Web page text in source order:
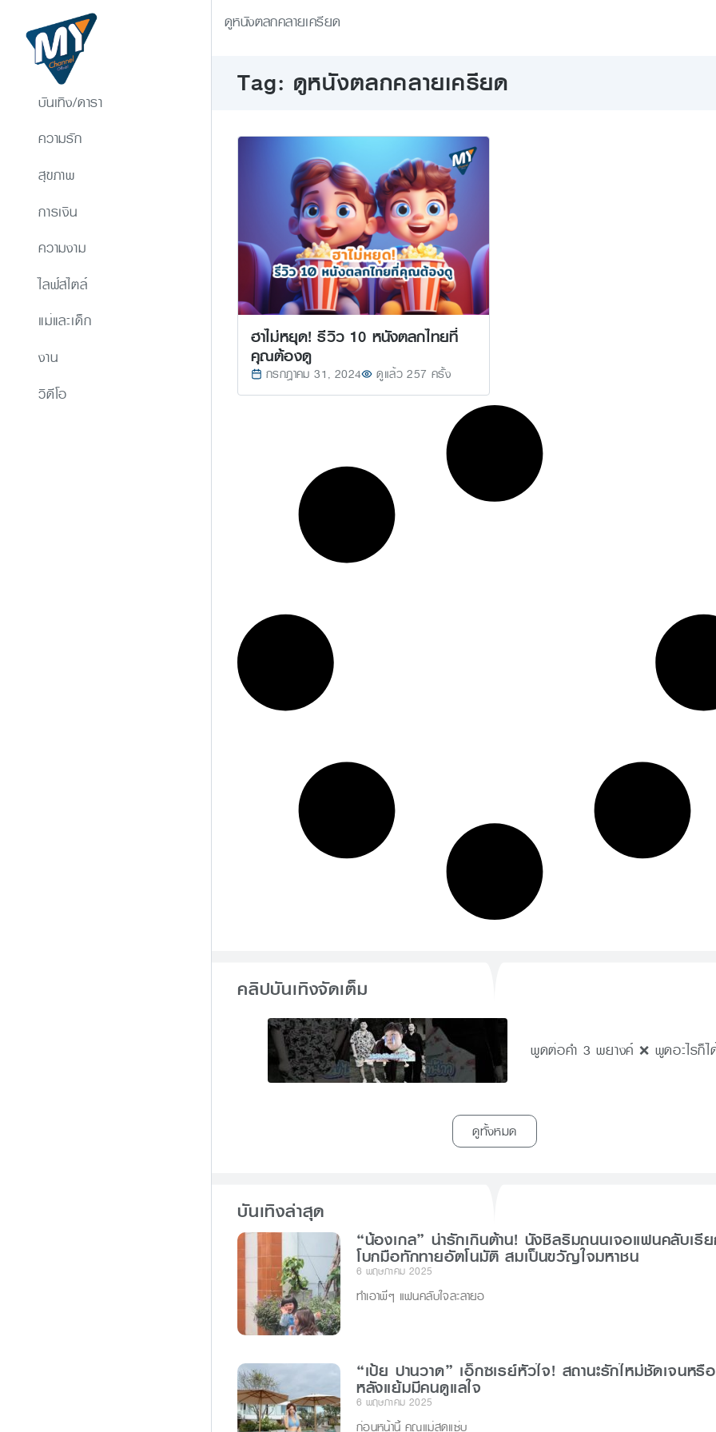
บันเทิง/ดารา
ความรัก
สุขภาพ
การเงิน
ความงาม
ไลฟ์สไตล์
แม่และเด็ก
งาน
วิดีโอ
ดูหนังตลกคลายเครียด
Tag: ดูหนังตลกคลายเครียด
ฮาไม่หยุด! รีวิว 10 หนังตลกไทยที่
คุณต้องดู
กรกฎาคม 31, 2024 ดูแล้ว 257 ครั้ง
คลิปบันเทิงจัดเต็ม
พูดต่อคำ 3 พยางค์ ❌ พูดอะไรก็ไ
ดูทั้งหมด
บันเทิงล่าสุด
“น้องเกล” น่ารักเกินต้าน! นั่งชิลริมถนนเจอแฟนคลับเรี
โบกมือทักทายอัตโนมัติ สมเป็นขวัญใจมหาชน
6 พฤษภาคม 2025
ทำเอาพี่ๆ แฟนคลับใจละลายอ
“เป้ย ปานวาด” เอ็กซเรย์หัวใจ! สถานะรักใหม่ชัดเจนหรื
หลังแย้มมีคนดูแลใจ
6 พฤษภาคม 2025
ก่อนหน้านี้ คุณแม่สุดแซ่บ